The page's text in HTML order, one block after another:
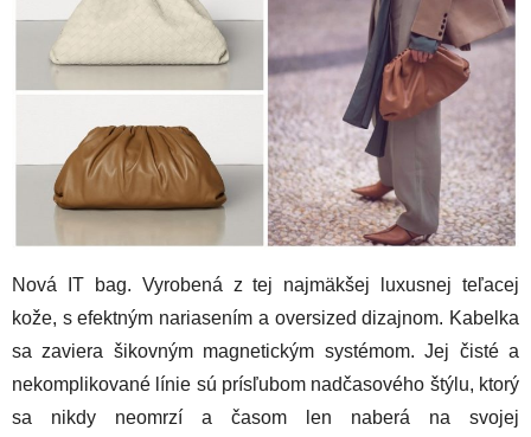
Nová IT bag. Vyrobená z tej najmäkšej luxusnej teľacej
kože, s efektným nariasením a oversized dizajnom. Kabelka
sa zaviera šikovným magnetickým systémom. Jej čisté a
nekomplikované línie sú prísľubom nadčasového štýlu, ktorý
sa nikdy neomrzí a časom len naberá na svojej